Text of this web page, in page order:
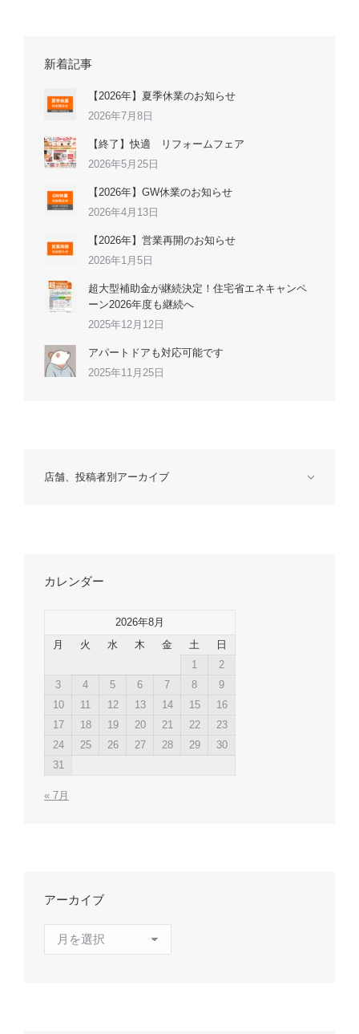
新着記事
【2026年】夏季休業のお知らせ
2026年7月8日
【終了】快適 リフォームフェア
2026年5月25日
【2026年】GW休業のお知らせ
2026年4月13日
【2026年】営業再開のお知らせ
2026年1月5日
超大型補助金が継続決定！住宅省エネキャンペ
ーン2026年度も継続へ
2025年12月12日
アパートドアも対応可能です
2025年11月25日
店舗、投稿者別アーカイブ
カレンダー
2026年8月
月
火 水 木 金 土
日
1
2
3
4 5 6 7 8
9
10
11 12 13 14 15
16
17
18 19 20 21 22
23
24
25 26 27 28 29
30
31
« 7月
アーカイブ